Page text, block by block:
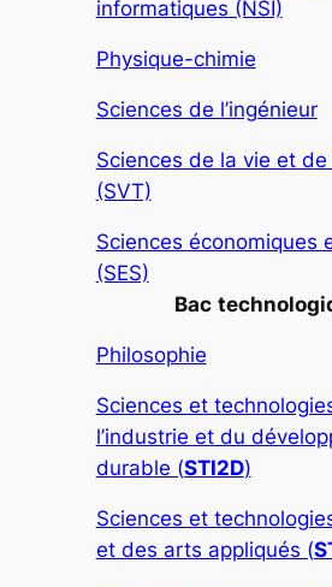
informatiques (NSI)
Physique-chimie
Sciences de l’ingénieur
Sciences de la vie et de
(SVT)
Sciences économiques
(SES)
Bac
Philosophie
Sciences et
l’industrie et du
durable (STI2D)
Sciences et
et des arts appliqués (